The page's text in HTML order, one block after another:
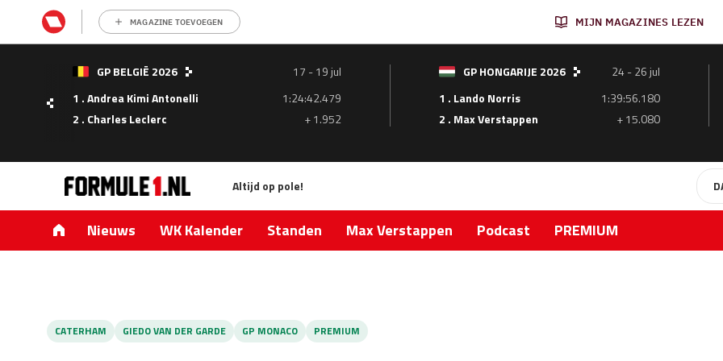
MAGAZINE TOEVOEGEN MIJN MAGAZINES LEZEN
GP BELGIË 2026
17 - 19 jul
1 . Andrea Kimi Antonelli
1:24:42.479
2 . Charles Leclerc
+ 1.952
GP HONGARIJE 2026
24 - 26 jul
1 . Lando Norris
1:39:56.180
2 . Max Verstappen
+ 15.080
Altijd op pole!
Nieuws WK Kalender Standen Max Verstappen Podcast PREMIUM
CATERHAM GIEDO VAN DER GARDE GP MONACO PREMIUM